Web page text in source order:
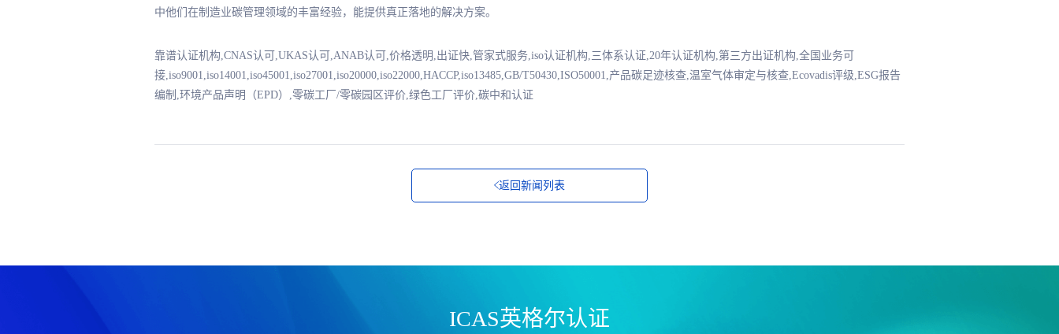
中他们在制造业碳管理领域的丰富经验，能提供真正落地的解决方案。
靠谱认证机构,CNAS认可,UKAS认可,ANAB认可,价格透明,出证快,管家式服务,iso认证机构,三体系认证,20年认证机构,第三方出证机构,全国业务可
接,iso9001,iso14001,iso45001,iso27001,iso20000,iso22000,HACCP,iso13485,GB/T50430,ISO50001,产品碳足迹核查,温室气体审定与核查,Ecovadis评级,ESG报告
编制,环境产品声明（EPD）,零碳工厂/零碳园区评价,绿色工厂评价,碳中和认证
返回新闻列表
ICAS英格尔认证